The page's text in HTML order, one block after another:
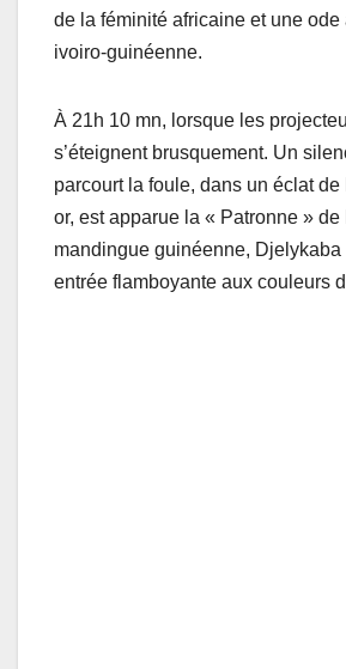
de la féminité africaine et une ode
ivoiro-guinéenne.
À 21h 10 mn, lorsque les
s’éteignent brusquement. Un
parcourt la foule, dans un éclat
or, est apparue la « Patronne »
mandingue guinéenne,
entrée flamboyante aux couleurs